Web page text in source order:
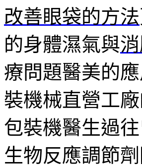
改善眼袋的方法
的身體濕氣與
療問題醫美的應
裝機械直營工
包裝機醫生過
生物反應調節